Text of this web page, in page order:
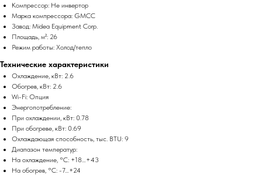
Компрессор: Не инвертор
Марка компрессора: GMCC
Завод: Midea Equipment Corp.
Площадь, м²: 26
Режим работы: Холод/тепло
Технические характеристики
Охлаждение, кВт: 2.6
Обогрев, кВт: 2.6
Wi-Fi: Опция
Энергопотребление:
При охлаждении, кВт: 0.78
При обогреве, кВт: 0.69
Охлаждающая способность, тыс. BTU: 9
Диапазон температур:
На охлаждение, °C: +18…+43
На обогрев, °C: -7…+24